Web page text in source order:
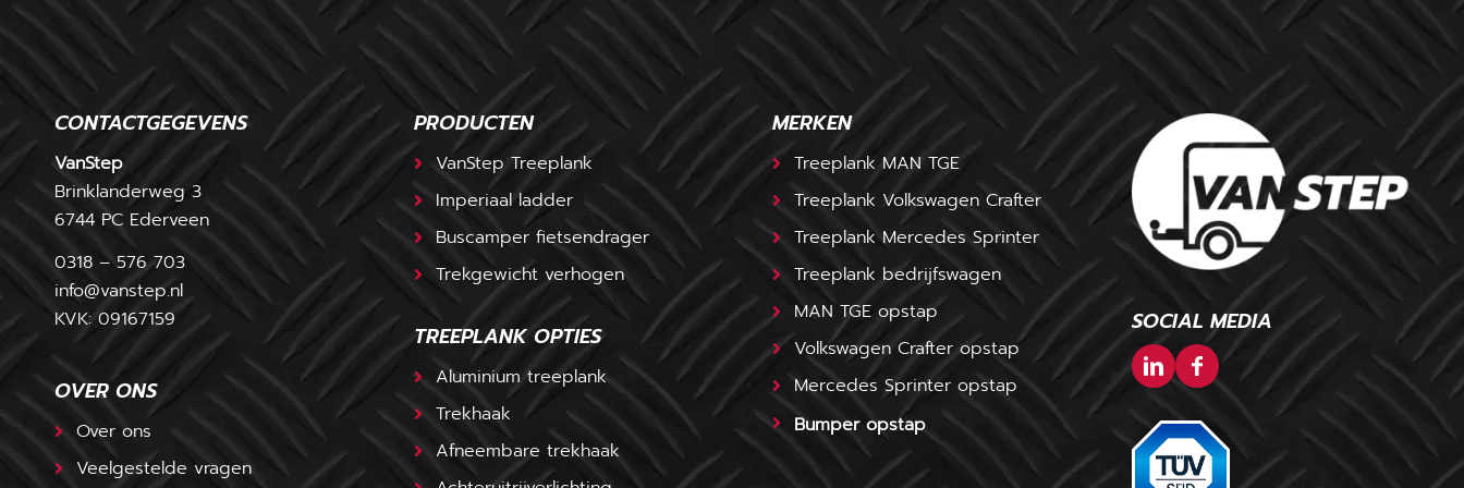
CONTACTGEGEVENS
VanStep
Brinklanderweg 3
6744 PC Ederveen
0318 – 576 703
info@vanstep.nl
KVK: 09167159
OVER ONS
Over ons
Veelgestelde vragen
PRODUCTEN
VanStep Treeplank
Imperiaal ladder
Buscamper fietsendrager
Trekgewicht verhogen
TREEPLANK OPTIES
Aluminium treeplank
Trekhaak
Afneembare trekhaak
MERKEN
Treeplank MAN TGE
Treeplank Volkswagen Crafter
Treeplank Mercedes Sprinter
Treeplank bedrijfswagen
MAN TGE opstap
Volkswagen Crafter opstap
Mercedes Sprinter opstap
Bumper opstap
SOCIAL MEDIA